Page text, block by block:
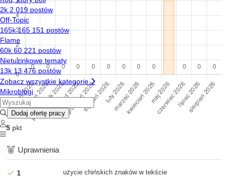
5 pkt
Uprawnienia
1 użycie chińskich znaków w tekście